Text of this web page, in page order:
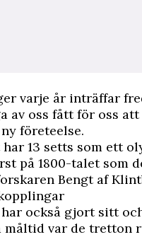
varje år inträffar
av oss fått för oss
företeelse.
13 setts som ett
på 1800-talet som
Bengt af
också gjort sitt
måltid var de tretton